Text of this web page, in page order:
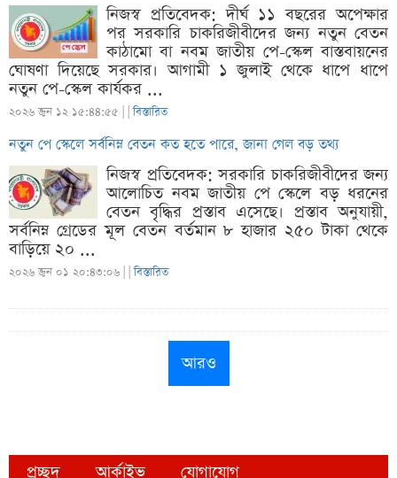
নিজস্ব প্রতিবেদক: দীর্ঘ ১১ বছরের অপেক্ষার
পর সরকারি চাকরিজীবীদের জন্য নতুন বেতন
কাঠামো বা নবম জাতীয় পে-স্কেল বাস্তবায়নের
ঘোষণা দিয়েছে সরকার। আগামী ১ জুলাই থেকে ধাপে ধাপে
নতুন পে-স্কেল কার্যকর ...
২০২৬ জুন ১২ ১৫:৪৪:৫৫ | |বিস্তারিত
নতুন পে স্কেলে সর্বনিম্ন বেতন কত হতে পারে, জানা গেল বড় তথ্য
নিজস্ব প্রতিবেদক: সরকারি চাকরিজীবীদের জন্য
আলোচিত নবম জাতীয় পে স্কেলে বড় ধরনের
বেতন বৃদ্ধির প্রস্তাব এসেছে। প্রস্তাব অনুযায়ী,
সর্বনিম্ন গ্রেডের মূল বেতন বর্তমান ৮ হাজার ২৫০ টাকা থেকে
বাড়িয়ে ২০ ...
২০২৬ জুন ০১ ২০:৪৩:০৬ | |বিস্তারিত
আরও
প্রচ্ছদ আর্কাইভ যোগাযোগ